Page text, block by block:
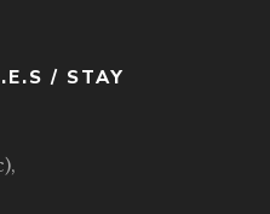
/ STAY